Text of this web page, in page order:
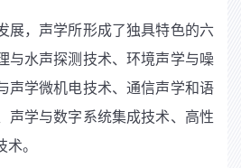
，声学所形成了独具特色的六
与水声探测技术、环境声学与噪
声学微机电技术、通信声学和语
声学与数字系统集成技术、高性
。